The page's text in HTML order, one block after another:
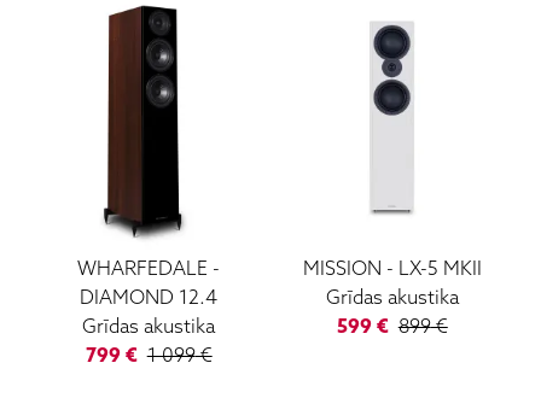
WHARFEDALE -
DIAMOND 12.4
Grīdas akustika
799€ 1 099€
MISSION - LX-5 MKII
Grīdas akustika
599€ 899€